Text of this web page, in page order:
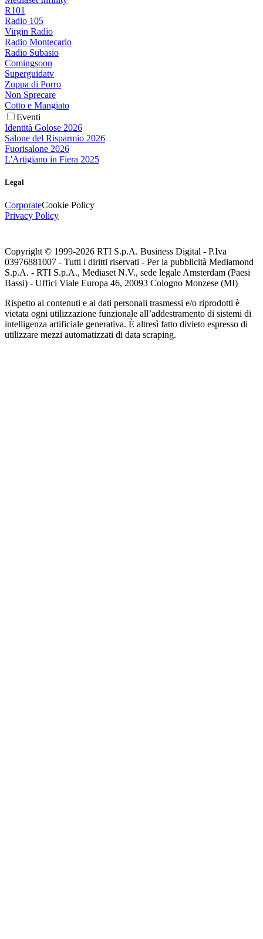
R101
Radio 105
Virgin Radio
Radio Montecarlo
Radio Subasio
Comingsoon
Superguidatv
Zuppa di Porro
Non Sprecare
Cotto e Mangiato
Eventi
Identità Golose 2026
Salone del Risparmio 2026
Fuorisalone 2026
L'Artigiano in Fiera 2025
Legal
CorporateCookie Policy
Privacy Policy
Copyright © 1999-2026 RTI S.p.A. Business Digital - P.Iva
03976881007 - Tutti i diritti riservati - Per la pubblicità Mediamond
S.p.A. - RTI S.p.A., Mediaset N.V., sede legale Amsterdam (Paesi
Bassi) - Uffici Viale Europa 46, 20093 Cologno Monzese (MI)
Rispetto ai contenuti e ai dati personali trasmessi e/o riprodotti è
vietata ogni utilizzazione funzionale all’addestramento di sistemi di
intelligenza artificiale generativa. È altresì fatto divieto espresso di
utilizzare mezzi automatizzati di data scraping.